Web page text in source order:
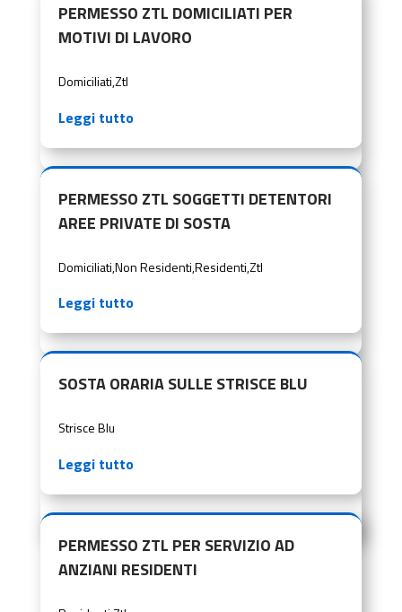
PERMESSO ZTL DOMICILIATI PER
MOTIVI DI LAVORO
Domiciliati,Ztl
Leggi tutto
PERMESSO ZTL SOGGETTI DETENTORI
AREE PRIVATE DI SOSTA
Domiciliati,Non Residenti,Residenti,Ztl
Leggi tutto
SOSTA ORARIA SULLE STRISCE BLU
Strisce Blu
Leggi tutto
PERMESSO ZTL PER SERVIZIO AD
ANZIANI RESIDENTI